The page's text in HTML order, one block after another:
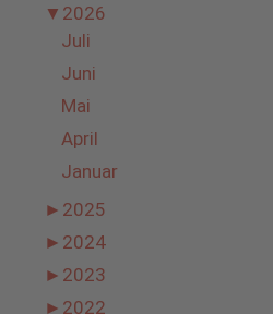
▼ 2026
Juli
Juni
Mai
April
Januar
► 2025
► 2024
► 2023
► 2022